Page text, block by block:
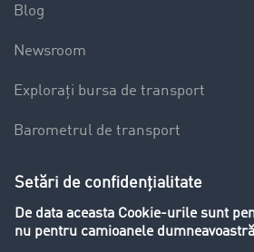
Blog
Newsroom
Explorați bursa de transport
Barometrul de transport
Lexicon de Transport
Restricții de circulație pentru